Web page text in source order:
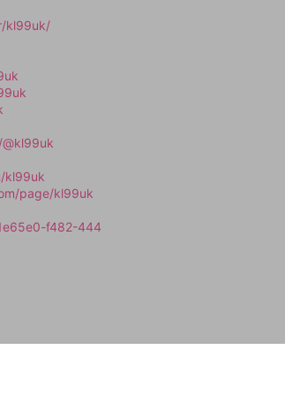
kl99uk/
kl99uk
page/kl99uk
f482-444